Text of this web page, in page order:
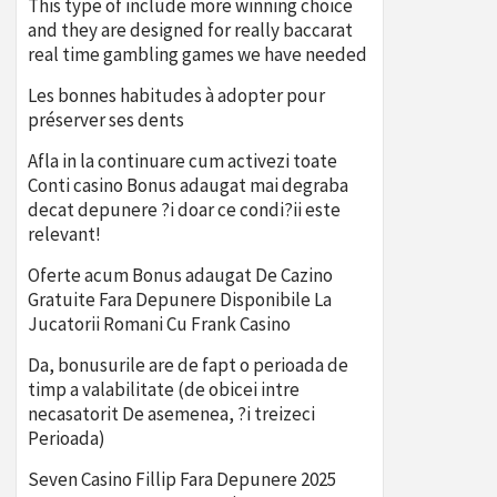
This type of include more winning choice
and they are designed for really baccarat
real time gambling games we have needed
Les bonnes habitudes à adopter pour
préserver ses dents
Afla in la continuare cum activezi toate
Conti casino Bonus adaugat mai degraba
decat depunere ?i doar ce condi?ii este
relevant!
Oferte acum Bonus adaugat De Cazino
Gratuite Fara Depunere Disponibile La
Jucatorii Romani Cu Frank Casino
Da, bonusurile are de fapt o perioada de
timp a valabilitate (de obicei intre
necasatorit De asemenea, ?i treizeci
Perioada)
Seven Casino Fillip Fara Depunere 2025